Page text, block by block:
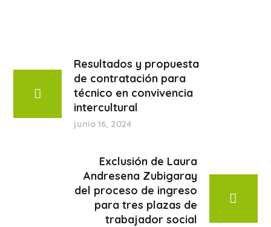
Resultados y propuesta
de contratación para
técnico en convivencia
intercultural
junio 16, 2024
Exclusión de Laura
Andresena Zubigaray
del proceso de ingreso
para tres plazas de
trabajador social